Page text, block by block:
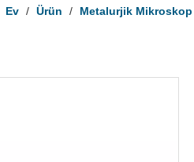
Ev / Ürün / Metalurjik Mikroskop